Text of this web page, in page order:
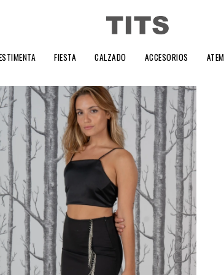
FIESTA CALZADO ACCESORIOS